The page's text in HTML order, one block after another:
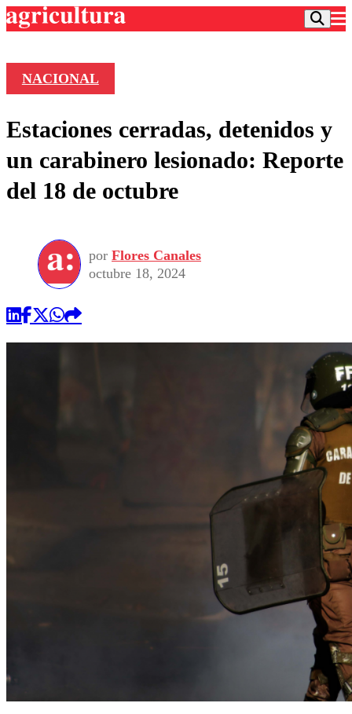
Frecuencias
Agricultura TV
Deportes
Colo Colo
Seleccion Chilena
Torneo Internacional
Universidad de Chile
Entretención
Economía
Internacional
Sustentabilidad
Publicaciones en medios
Opinión
NACIONAL
Estaciones cerradas, detenidos y
un carabinero lesionado: Reporte
del 18 de octubre
por Flores Canales
octubre 18, 2024